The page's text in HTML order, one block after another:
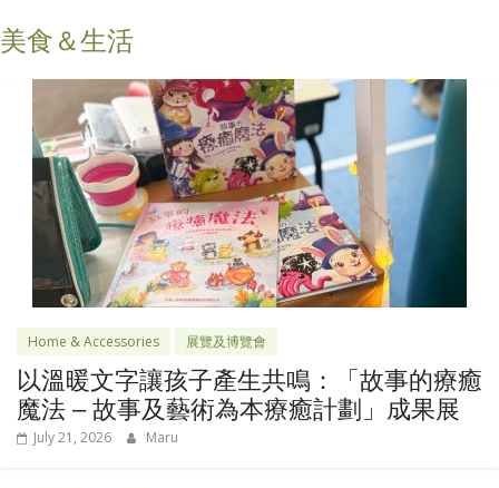
美食＆生活
Home & Accessories 展覽及博覽會
以溫暖文字讓孩子產生共鳴：「故事的療癒
魔法 – 故事及藝術為本療癒計劃」成果展
July 21, 2026 Maru